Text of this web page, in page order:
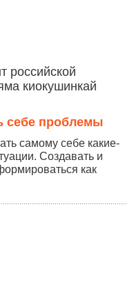
российской
киокушинкай
себе проблемы
самому себе какие-
Создавать и
как